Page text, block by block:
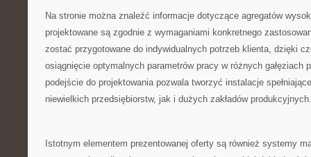
Na stronie można znaleźć informacje dotyczące agregatów
projektowane są zgodnie z wymaganiami konkretnego
zostać przygotowane do indywidualnych potrzeb klienta, dzięki
osiągnięcie optymalnych parametrów pracy w różnych gałęziach
podejście do projektowania pozwala tworzyć instalacje
niewielkich przedsiębiorstw, jak i dużych zakładów
Istotnym elementem prezentowanej oferty są również systemy